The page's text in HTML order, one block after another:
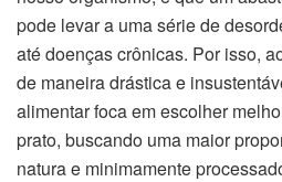
pode levar a uma série de
até doenças crônicas. Por isso,
de maneira drástica e
alimentar foca em escolher
prato, buscando uma maior
natura e minimamente